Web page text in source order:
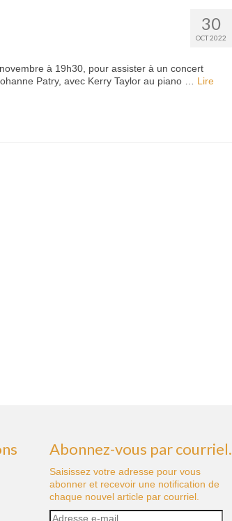
30
OCT 2022
à 19h30, pour assister à un concert
Patry, avec Kerry Taylor au piano … Lire
Abonnez-vous par courriel.
Saisissez votre adresse pour vous
abonner et recevoir une notification de
chaque nouvel article par courriel.
Adresse